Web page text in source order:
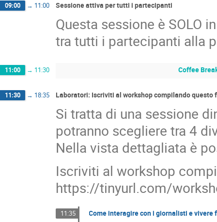
09:00 → 11:00 Sessione attiva per tutti i partecipanti
Questa sessione è SOLO
tra tutti i partecipanti alla
11:00 → 11:30 Coffee
11:30 → 18:35 Laboratori: Iscriviti al workshop compilando
Si tratta di una sessione
potranno scegliere tra 4
Nella vista dettagliata è
Iscriviti al workshop
https://tinyurl.com/
11:35 Come interagire con i giornalisti e vivere